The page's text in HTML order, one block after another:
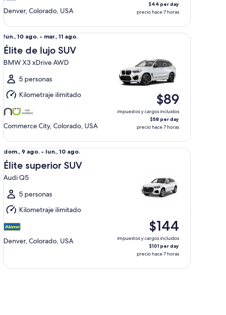
Denver, Colorado, USA
$44 per day
precio hace 7 horas
Del
lun.,
10
ago.
al
mar.,
11
ago.
lun., 10 ago. - mar., 11 ago.
Élite de lujo SUV
BMW X3 xDrive AWD
5 personas
Kilometraje ilimitado
Commerce City, Colorado, USA
$89
impuestos y cargos incluidos
$58 per day
precio hace 7 horas
Élite de lujo SUV BMW X3 xDrive AWD
Big Horn
Del
dom.,
9
ago.
al
lun.,
10
ago.
dom., 9 ago. - lun., 10 ago.
Élite superior SUV
Audi Q5
5 personas
Kilometraje ilimitado
Denver, Colorado, USA
$144
impuestos y cargos incluidos
$101 per day
precio hace 7 horas
Élite superior SUV Audi Q5